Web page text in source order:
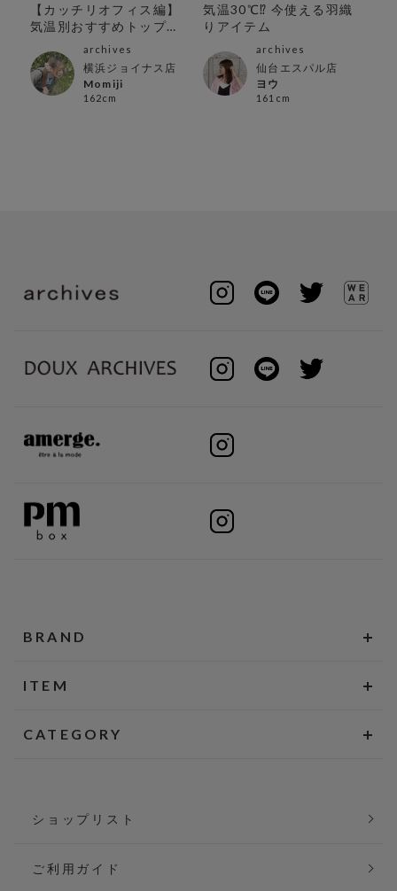
【カッチリオフィス編】
気温別おすすめトップ
archives
横浜ジョイナス店
Momiji
162cm
気温30℃⁉︎ 今使える羽織
りアイテム
archives
仙台エスパル店
ヨウ
161cm
BRAND
ITEM
CATEGORY
ショップリスト
ご利用ガイド